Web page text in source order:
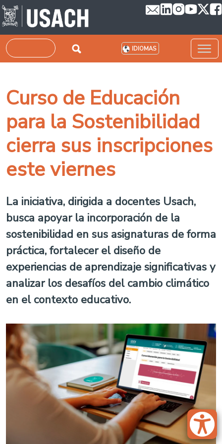
Pasar al contenido principal
Buscar IDIOMAS
Curso de Educación
para la Sostenibilidad
cierra sus inscripciones
este viernes
La iniciativa, dirigida a docentes Usach,
busca apoyar la incorporación de la
sostenibilidad en sus asignaturas de forma
práctica, fortalecer el diseño de
experiencias de aprendizaje significativas y
analizar los desafíos del cambio climático
en el contexto educativo.